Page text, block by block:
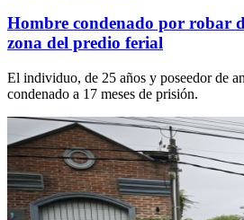
Hombre condenado por robar
zona del predio ferial
El individuo, de 25 años y poseedor de
condenado a 17 meses de prisión.